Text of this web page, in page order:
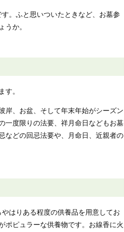
。ふと思いついたときなど、お墓参
うか。
。
岸、お盆、そして年末年始がシーズン
一度限りの法要、祥月命日などもお墓
などの回忌法要や、月命日、近親者の
はりある程度の供養品を用意してお
ポピュラーな供養物です。お線香に火